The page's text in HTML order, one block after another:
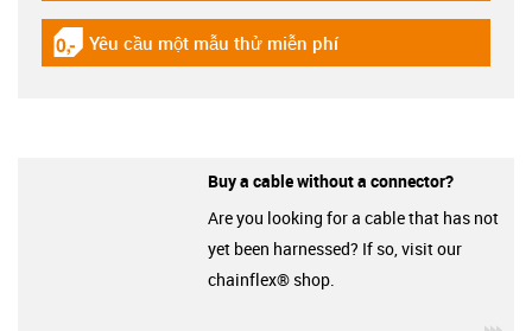
igus-icon-gratismuster
Yêu cầu một mẫu thử miễn phí
Buy a cable without a connector?
Are you looking for a cable that has not
yet been harnessed? If so, visit our
chainflex® shop.